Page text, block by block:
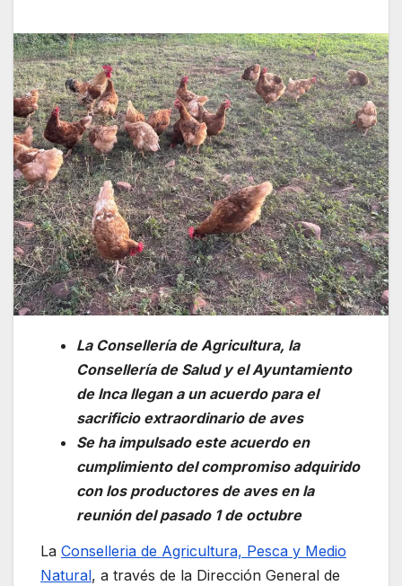
La Consellería deAgricultura, la
Consellería de Salud y el Ayuntamiento
de Inca llegan a un acuerdo para el
sacrificio extraordinario de aves
Se ha impulsado este acuerdo en
cumplimiento del compromiso adquirido
con los productores de aves en la
reunión del pasado 1 de octubre
La Conselleria de Agricultura, Pesca y Medio
Natural, a través de la Dirección General de